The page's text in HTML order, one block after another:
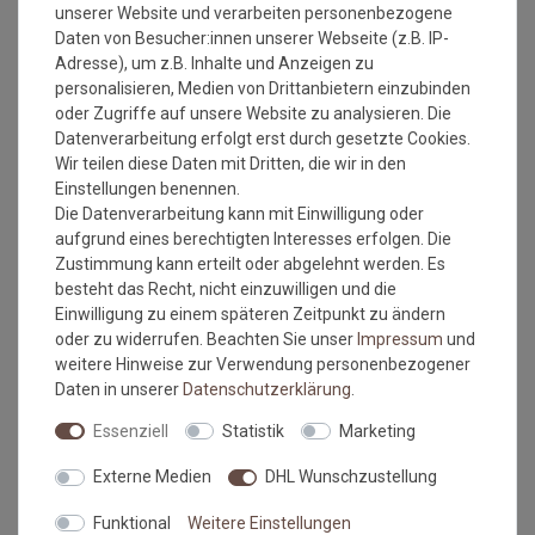
Versandkostenfrei*
Schöner Wohnen
Badteppich Barbados Semi-
Circles 050 | 60x90 cm
Grundpreis: 89,95 € / Stück
inkl. ges. MwSt.
Versandkostenfrei*
Versandkostenfrei*
Schöner Wohnen
Badteppich Barbados Linien
000 | 67x110 cm
Grundpreis:
Versandkostenfrei*
NEU
Schöner Wohnen
Schöner Wohnen
unserer Website und verarbeiten personenbezogene
Daten von Besucher:innen unserer Webseite (z.B. IP-
Adresse), um z.B. Inhalte und Anzeigen zu
personalisieren, Medien von Drittanbietern einzubinden
oder Zugriffe auf unsere Website zu analysieren. Die
Datenverarbeitung erfolgt erst durch gesetzte Cookies.
Wir teilen diese Daten mit Dritten, die wir in den
Einstellungen benennen.
Die Datenverarbeitung kann mit Einwilligung oder
aufgrund eines berechtigten Interesses erfolgen. Die
Zustimmung kann erteilt oder abgelehnt werden. Es
besteht das Recht, nicht einzuwilligen und die
Einwilligung zu einem späteren Zeitpunkt zu ändern
oder zu widerrufen. Beachten Sie unserImpressum und
weitere Hinweise zur Verwendung personenbezogener
Daten in unsererDaten­schutz­erklärung
Essenziell Statistik Marketing
Externe Medien DHL Wunschzustellung
Funktional Weitere Einstellungen